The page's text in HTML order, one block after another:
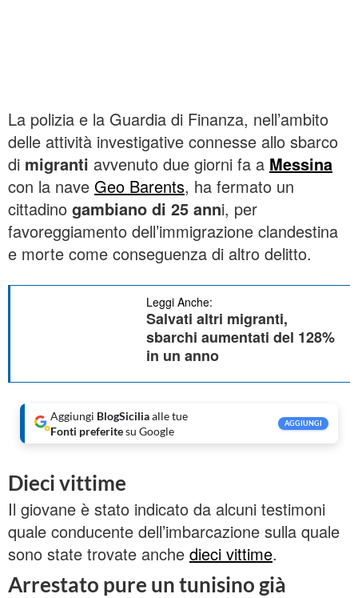
La polizia e la Guardia di Finanza, nell’ambito
delle attività investigative connesse allo sbarco
di migranti avvenuto due giorni fa a Messina
con la nave Geo Barents, ha fermato un
cittadino gambiano di 25 anni, per
favoreggiamento dell’immigrazione clandestina
e morte come conseguenza di altro delitto.
Leggi Anche:
Salvati altri migranti,
sbarchi aumentati del 128%
in un anno
Aggiungi BlogSiciliaalle tue
Fonti preferitesu Google
AGGIUNGI
Dieci vittime
Il giovane è stato indicato da alcuni testimoni
quale conducente dell’imbarcazione sulla quale
sono state trovate anche dieci vittime.
Arrestato pure un tunisino già